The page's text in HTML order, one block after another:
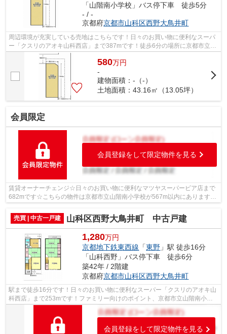
「山階南小学校」バス停下車 徒歩5分
- / -
京都府京都市山科区西野大鳥井町
周辺環境が充実している売地はこちらです！日々のお買い物に便利なスーパ
ー「クスリのアオキ山科西店」まで387mです！徒歩6分の場所に京都市立山
階南小学校があります！徒歩9分の距離...
580万円
-
建物面積：-（-）
土地面積：43.16㎡（13.05坪）
会員限定
会員登録をして限定物件を見る
賃貸オーナーチェンジ☆日々のお買い物に便利なマツヤスーパービア店まで
682mです☆こちらの物件は京都市立山階南小学校が567m以内にあります☆
竹田公園がこちらの物件から103mのところに...
売買 | 中古一戸建
山科区西野大鳥井町 中古戸建
1,280万円
京都地下鉄東西線 「東野 」駅 徒歩16分
「山科西野」バス停下車 徒歩6分
築42年 / 2階建
京都府京都市山科区西野大鳥井町
駅まで徒歩16分です！日々のお買い物に便利なスーパー「クスリのアオキ山
科西店」まで253mです！ファミリー向けのポイント、京都市立山階南小学
校が徒歩5分のところにあります！徒歩7...
会員登録をして限定物件を見る